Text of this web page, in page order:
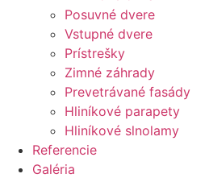
Posuvné dvere
Vstupné dvere
Prístrešky
Zimné záhrady
Prevetrávané fasády
Hliníkové parapety
Hliníkové slnolamy
Referencie
Galéria